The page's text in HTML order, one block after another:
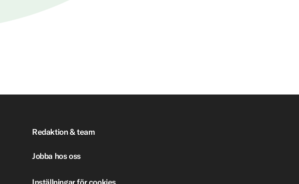
Redaktion & team
Jobba hos oss
Inställningar för cookies